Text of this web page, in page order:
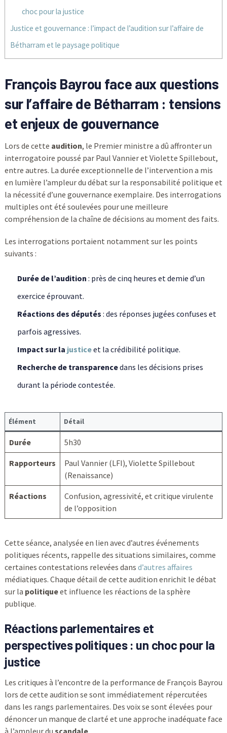
choc pour la justice
Justice et gouvernance : l’impact de l’audition sur l’affaire de
Bétharram et le paysage politique
François Bayrou face aux questions
sur l’affaire de Bétharram : tensions
et enjeux de gouvernance
Lors de cette audition, le Premier ministre a dû affronter un
interrogatoire poussé par Paul Vannier et Violette Spillebout,
entre autres. La durée exceptionnelle de l’intervention a mis
en lumière l’ampleur du débat sur la responsabilité politique et
la nécessité d’une gouvernance exemplaire. Des interrogations
multiples ont été soulevées pour une meilleure
compréhension de la chaîne de décisions au moment des faits.
Les interrogations portaient notamment sur les points
suivants :
Durée de l’audition : près de cinq heures et demie d’un
exercice éprouvant.
Réactions des députés : des réponses jugées confuses et
parfois agressives.
Impact sur la justiceet la crédibilité politique.
Recherche de transparencedans les décisions prises
durant la période contestée.
Élément Détail
Durée 5h30
Rapporteurs
Paul Vannier (LFI), Violette Spillebout
(Renaissance)
Réactions
Confusion, agressivité, et critique virulente
de l’opposition
Cette séance, analysée en lien avec d’autres événements
politiques récents, rappelle des situations similaires, comme
certaines contestations relevées dans d’autres affaires
médiatiques. Chaque détail de cette audition enrichit le débat
sur la politiqueet influence les réactions de la sphère
publique.
Réactions parlementaires et
perspectives politiques : un choc pour la
justice
Les critiques à l’encontre de la performance de François Bayrou
lors de cette audition se sont immédiatement répercutées
dans les rangs parlementaires. Des voix se sont élevées pour
dénoncer un manque de clarté et une approche inadéquate face
à l’ampleur du scandale.